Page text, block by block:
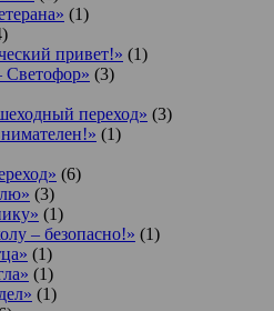
(1)
привет!» (1)
Светофор» (3)
переход» (3)
(1)
(6)
(3)
(1)
– безопасно!» (1)
(1)
(1)
(1)